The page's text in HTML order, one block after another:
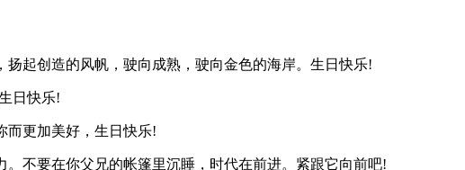
扬起创造的风帆，驶向成熟，驶向金色的海岸。生日快乐!
日快乐!
而更加美好，生日快乐!
。不要在你父兄的帐篷里沉睡，时代在前进。紧跟它向前吧!